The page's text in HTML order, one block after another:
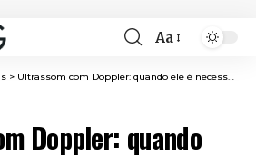
Font
Resizer
Aa
> Ultrassom com Doppler: quando ele é necessário? Saiba mais sobre esse exame!
Doppler: quando